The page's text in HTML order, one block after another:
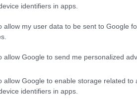
identifiers in apps.
allow my user data to be sent to Google
allow Google to send me personalized
allow Google to enable storage related to
identifiers in apps.